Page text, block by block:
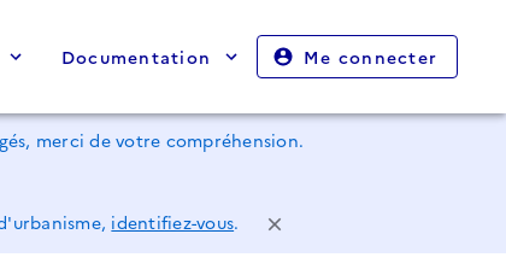
Documentation Me connecter
merci de votre compréhension.
identifiez-vous.